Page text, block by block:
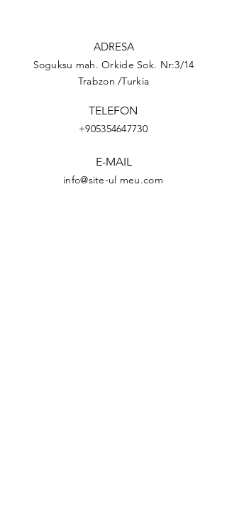
ADRESA
Soguksu mah. Orkide Sok. Nr:3/14
Trabzon /Turkia
TELEFON
+905354647730
E-MAIL
info@site-ul meu.com